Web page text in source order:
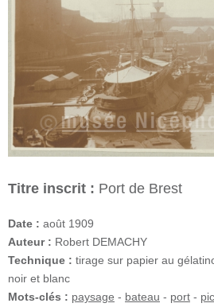
Titre inscrit : Port de Brest
Date : août 1909
Auteur : Robert DEMACHY
Technique : tirage sur papier au
noir et blanc
Mots-clés : paysage - bateau - port -